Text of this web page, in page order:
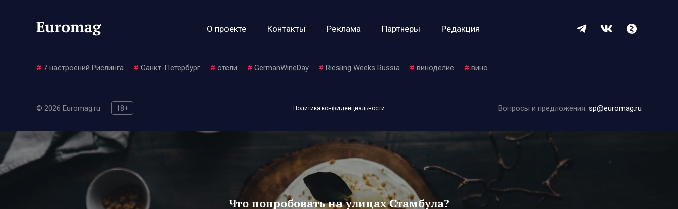
О проекте Контакты Реклама Партнеры Редакция
# 7 настроений Рислинга # Санкт-Петербург # отели # GermanWineDay # Riesling Weeks Russia # виноделие # вино
© 2026 Euromag.ru 18+ Политика конфиденциальности Вопросы и предложения: sp@euromag.ru
Что попробовать на улицах Стамбула?